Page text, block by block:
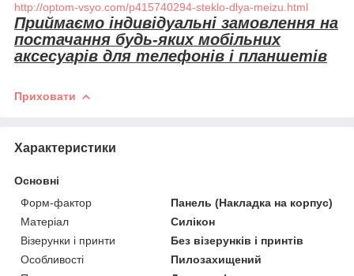
http://optom-vsyo.com/p415740294-steklo-dlya-meizu.html
Приймаємо індивідуальні замовлення на
постачання будь-яких мобільних
аксесуарів для телефонів і планшетів
Приховати
Характеристики
Основні
Форм-фактор
Панель (Накладка на корпус)
Матеріал
Силікон
Візерунки і принти
Без візерунків і принтів
Особливості
Пилозахищений